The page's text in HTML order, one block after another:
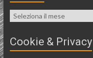
Cookie & Privacy